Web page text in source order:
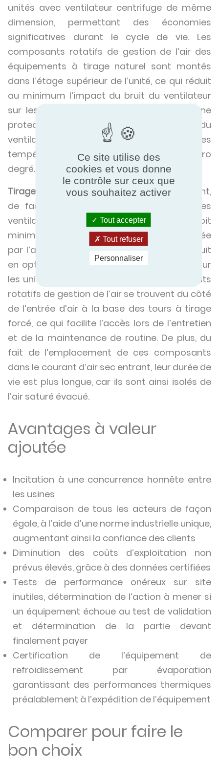
unités avec ventilateur centrifuge de même
dimension, permettant des économies
significatives durant le cycle de vie. Les
composants rotatifs de gestion de l’air des
équipements à tirage naturel sont montés
dans l’étage supérieur de l’unité, ce qui réduit
au minimum l’impact du bruit du ventilateur
sur les voisins les plus proches et offre une
protection maximale contre le gel du
ventilateur si l’unité fonctionne avec des
températures extérieures en dessous de zéro
degré.
Tirage forcé :Les ventilateurs centrifuges sont,
de façon inhérente, plus silencieux que les
ventilateurs axiaux, bien que la différence soit
minime et puisse souvent être compensée
par l’application de ventilateurs à faible bruit
en option et/ou une atténuation du bruit sur
les unités à ventilateur axial. Les composants
rotatifs de gestion de l’air se trouvent du côté
de l’entrée d’air à la base des tours à tirage
forcé, ce qui facilite l’accès lors de l’entretien
et de la maintenance de routine. De plus, du
fait de l’emplacement de ces composants
dans le courant d’air sec entrant, leur durée de
vie est plus longue, car ils sont ainsi isolés de
l’air saturé évacué.
Avantages à valeur
ajoutée
Incitation à une concurrence honnête entre
les usines
Comparaison de tous les acteurs de façon
égale, à l’aide d’une norme industrielle unique,
augmentant ainsi la confiance des clients
Diminution des coûts d’exploitation non
prévus élevés, grâce à des données certifiées
Tests de performance onéreux sur site
inutiles, détermination de l’action à mener si
un équipement échoue au test de validation
et détermination de la partie devant
finalement payer
Certification de l’équipement de
refroidissement par évaporation
garantissant des performances thermiques
préalablement à l’expédition de l’équipement
Comparer pour faire le
bon choix
Ce site utilise des
cookies et vous donne
le contrôle sur ceux que
vous souhaitez activer
Tout accepter
Tout refuser
Personnaliser